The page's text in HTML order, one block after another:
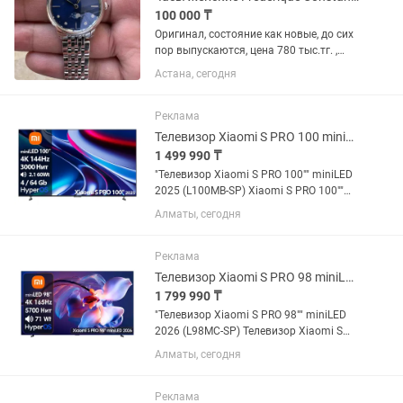
100 000 ₸
Оригинал, состояние как новые, до сих
пор выпускаются, цена 780 тыс.тг. ,
часы женские модель Frederique
Constant FC-206X1S5/6 представляет
из линейки Slimline...
Астана, сегодня
Реклама
Телевизор Xiaomi S PRO 100 miniLED 2025 L100MB-SP [254см, 4K/144Hz]
1 499 990 ₸
"Телевизор Xiaomi S PRO 100"" miniLED
2025 (L100MB-SP) Xiaomi S PRO 100""
miniLED 2025 L100MB-SP – модель,
сочетающая в себе эталонное
атмосферный звук. Матрица 4K...
Алматы, сегодня
Реклама
Телевизор Xiaomi S PRO 98 miniLED 2026 L98MC-SP [249см, 4K/165Hz, Mini LED]
1 799 990 ₸
"Телевизор Xiaomi S PRO 98"" miniLED
2026 (L98MC-SP) Телевизор Xiaomi S
PRO 98"" miniLED 2026 L98MC-SP –
флагман среди всех телевизоров
подсветку miniLED на 5200Нит...
Алматы, сегодня
Реклама